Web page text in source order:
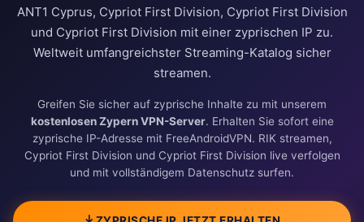
ANT1 Cyprus, Cypriot First Division, Cypriot First Division
und Cypriot First Division mit einer zyprischen IP zu.
Weltweit umfangreichster Streaming-Katalog sicher
streamen.
Greifen Sie sicher auf zyprische Inhalte zu mit unserem
kostenlosen Zypern VPN-Server. Erhalten Sie sofort eine
zyprische IP-Adresse mit FreeAndroidVPN. RIK streamen,
Cypriot First Division und Cypriot First Division live verfolgen
und mit vollständigem Datenschutz surfen.